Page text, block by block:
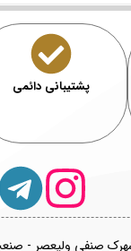
پشتیبانی دائمی
صنفی ولیعصر -